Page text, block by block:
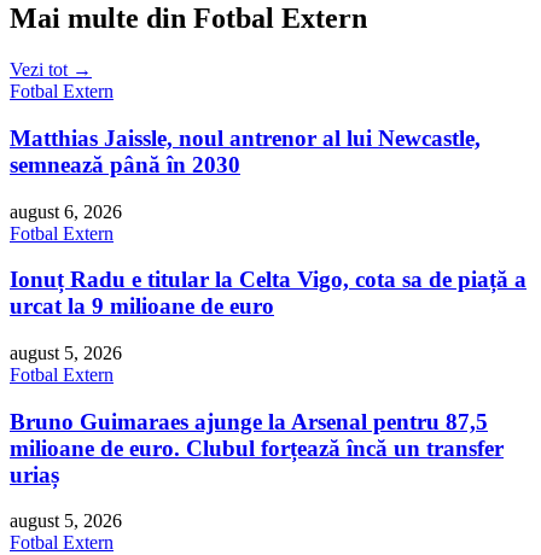
Mai multe din Fotbal Extern
Vezi tot →
Fotbal Extern
Matthias Jaissle, noul antrenor al lui Newcastle,
semnează până în 2030
august 6, 2026
Fotbal Extern
Ionuț Radu e titular la Celta Vigo, cota sa de piață a
urcat la 9 milioane de euro
august 5, 2026
Fotbal Extern
Bruno Guimaraes ajunge la Arsenal pentru 87,5
milioane de euro. Clubul forțează încă un transfer
uriaș
august 5, 2026
Fotbal Extern